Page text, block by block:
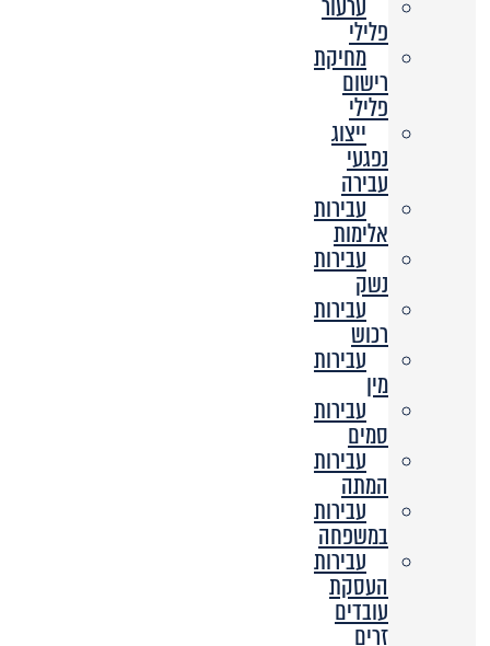
פלילי
מחיקת
רישום
פלילי
ייצוג
נפגעי
עבירה
עבירות
אלימות
עבירות
נשק
עבירות
רכוש
עבירות
מין
עבירות
סמים
עבירות
המתה
עבירות
במשפחה
עבירות
העסקת
עובדים
זרים